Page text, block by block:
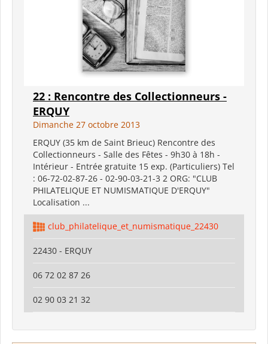
22 : Rencontre des Collectionneurs -
ERQUY
Dimanche 27 octobre 2013
ERQUY (35 km de Saint Brieuc) Rencontre des
Collectionneurs - Salle des Fêtes - 9h30 à 18h -
Intérieur - Entrée gratuite 15 exp. (Particuliers) Tel
: 06-72-02-87-26 - 02-90-03-21-3 2 ORG: "CLUB
PHILATELIQUE ET NUMISMATIQUE D'ERQUY"
Localisation ...
club_philatelique_et_numismatique_22430
22430 - ERQUY
06 72 02 87 26
02 90 03 21 32